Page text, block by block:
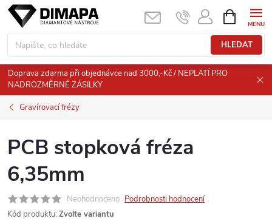
Přejít
obsah
HLEDAT
NÁKUPNÍ
KOŠÍK
Doprava zdarma při objednávce nad 3000,-Kč / NEPLATÍ PRO
NADROZMĚRNÉ ZÁSILKY
Gravírovací frézy
PCB stopková fréza
6,35mm
Neohodnoceno Podrobnosti hodnocení
Kód produktu: Zvolte variantu